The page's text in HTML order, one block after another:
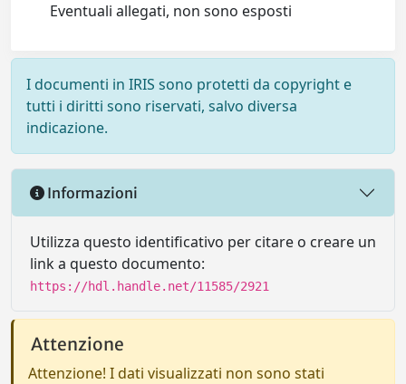
Eventuali allegati, non sono esposti
I documenti in IRIS sono protetti da copyright e
tutti i diritti sono riservati, salvo diversa
indicazione.
Informazioni
Utilizza questo identificativo per citare o creare un
link a questo documento:
https://hdl.handle.net/11585/2921
Attenzione
Attenzione! I dati visualizzati non sono stati